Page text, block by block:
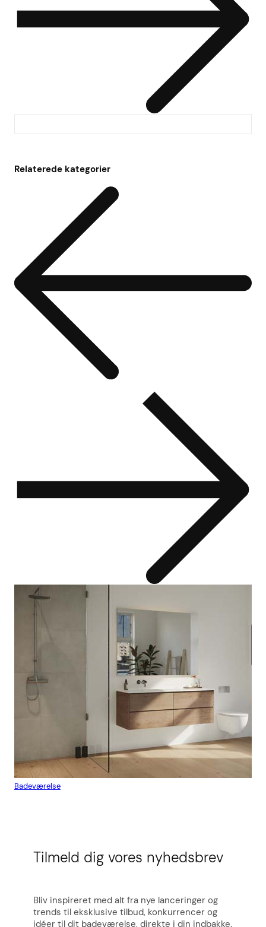
Relaterede kategorier
Badeværelse
Tilmeld dig vores nyhedsbrev
Bliv inspireret med alt fra nye lanceringer og
trends til eksklusive tilbud, konkurrencer og
idéer til dit badeværelse, direkte i din indbakke.